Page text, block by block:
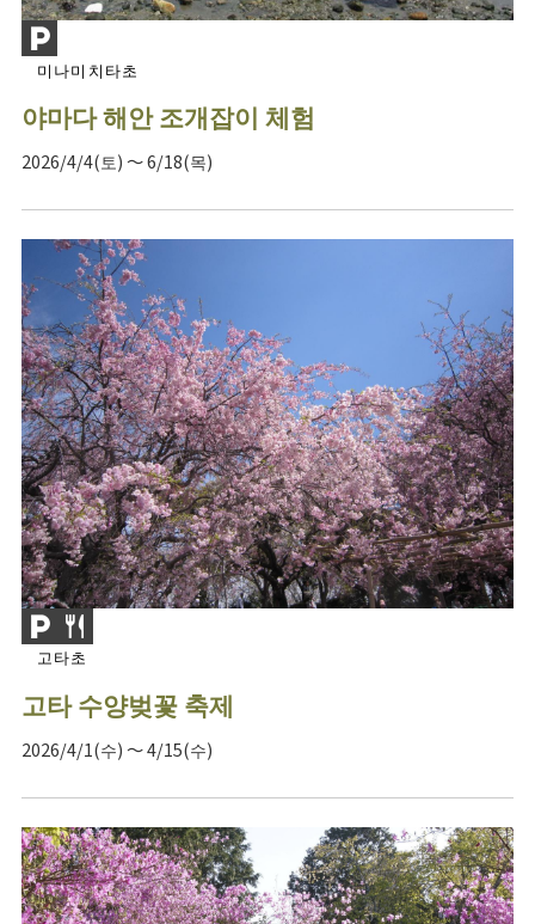
미나미치타초
야마다 해안 조개잡이 체험
2026/4/4(토) ～ 6/18(목)
고타초
고타 수양벚꽃 축제
2026/4/1(수) ～ 4/15(수)